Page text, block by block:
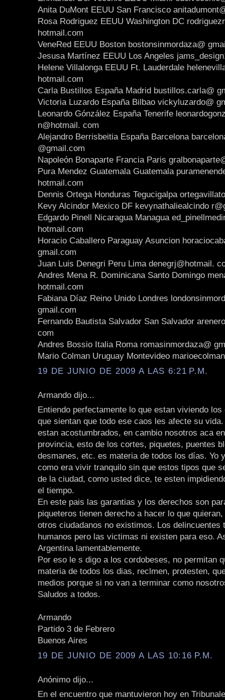
Anita DuMont EEUU San Francisco
Rosa Rodriguez EEUU Washington DC
hotmail.com
VeneRed EEUU Boston bostonsinmordaza@
Jesusa Martínez EEUU Los Angeles
Helene Villalonga EEUU Ft. Lauderdale
hotmail.com
Carla Bustillos España Madrid bustillos.carla@
Victoria Luzardo España Bilbao vickyluzardo@
Leonardo Gónzález España Tenerife
n@hotmail. com
Alejandro Berrisbeitia España Barcelona
@gmail.com
Napoleón Bonaparte Francia Paris
Pura Mendez Guatemala Guatemala
hotmail.com
Dennis Ortega Honduras Tegucigalpa
Kevy Alcindor Mexico DF kevynathaliealcindo
Edgardo Pinell Nicaragua Managua
hotmail.com
Horacio Caballero Paraguay Asuncion
gmail.com
Juan Luis Denegri Peru Lima denegrj@hotmail.
Andres Mena R. Dominicana Santo Domingo
hotmail.com
Fabiana Díaz Reino Unido Londres
gmail.com
Fernando Bautista Salvador San Salvador
com
Andres Bossio Italia Roma romasinmordaza@
Mario Colman Uruguay Montevideo
19 DE JUNIO DE 2009 A LAS 6:21 P.M.
Armando dijo...
Entiendo perfectamente lo que estan viviendo
que sientan que todo ese caos les afecte su
estan acostumbrados, en cambio nosotros aca
provincia, esto de los cortes, piquetes, puentes
desmanes, etc. es materia de todos los días. Yo
como era vivir tranquilo sin que estos tipos que
de la ciudad, como usted dice, te esten
el tiempo.
En este pais las garantias y los derechos son
piqueteros tienen derecho a hacer lo que
otros ciudadanos no existimos. Los delincuentes
humanos pero las victimas ni existen para eso.
Argentina lamentablemente.
Por eso le s digo a los cordobeses, no permitan
materia de todos los dias, reclmen, protesten,
medios porque si no van a terminar como
Saludos a todos.
Armando
Partido 3 de Febrero
Buenos Aires
19 DE JUNIO DE 2009 A LAS 10:16 P.M.
Anónimo dijo...
En el encuentro que mantuvieron hoy en